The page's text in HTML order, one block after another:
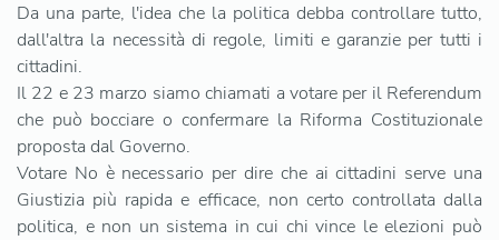
Da una parte, l'idea che la politica debba controllare tutto,
dall'altra la necessità di regole, limiti e garanzie per tutti i
cittadini.
Il 22 e 23 marzo siamo chiamati a votare per il Referendum
che può bocciare o confermare la Riforma Costituzionale
proposta dal Governo.
Votare No è necessario per dire che ai cittadini serve una
Giustizia più rapida e efficace, non certo controllata dalla
politica, e non un sistema in cui chi vince le elezioni può